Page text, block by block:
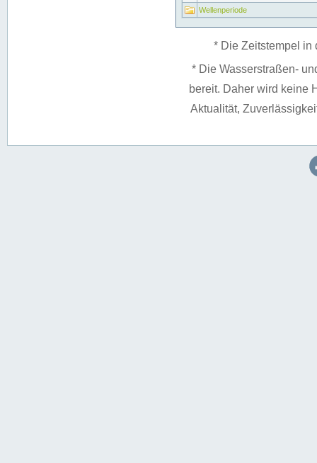
Wellenperiode
* Die Zeitstempel in
* Die Wasserstraßen-
bereit. Daher wird keine
Aktualität,